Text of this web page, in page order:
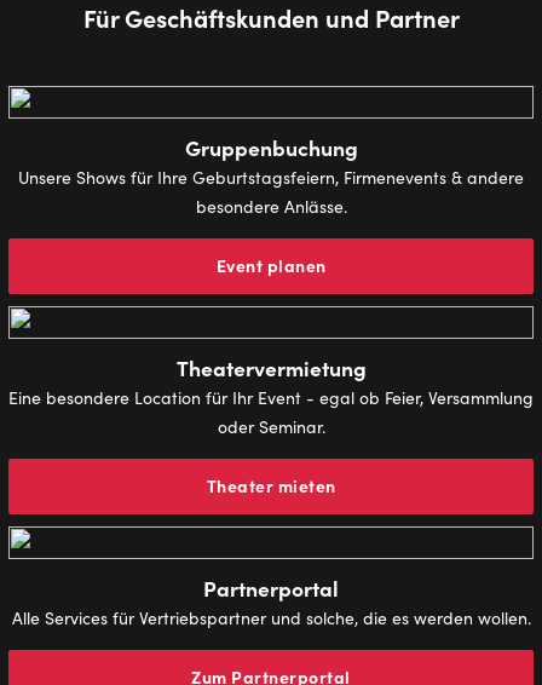
Für Geschäftskunden und Partner
Gruppenbuchung
Unsere Shows für Ihre Geburtstagsfeiern, Firmenevents & andere
besondere Anlässe.
Event planen
Theatervermietung
Eine besondere Location für Ihr Event - egal ob Feier, Versammlung
oder Seminar.
Theater mieten
Partnerportal
Alle Services für Vertriebspartner und solche, die es werden wollen.
Zum Partnerportal